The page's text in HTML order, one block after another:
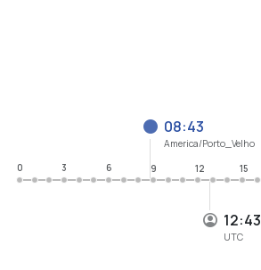
12:43
UTC
08:43
America/Porto_Velho
0
3 6 9 12 15